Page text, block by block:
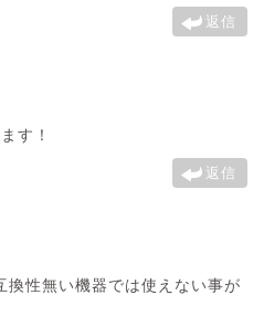
返信
す！
返信
換性無い機器では使えない事が